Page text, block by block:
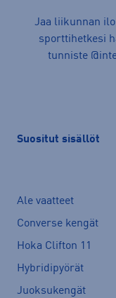
Jaa liikunnan
sporttihetkesi
tunniste
Suositut sisällöt
Ale vaatteet
Converse kengät
Hoka Clifton 11
Hybridipyörät
Juoksukengät